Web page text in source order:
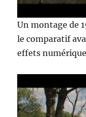
Un montage de
le comparatif
effets